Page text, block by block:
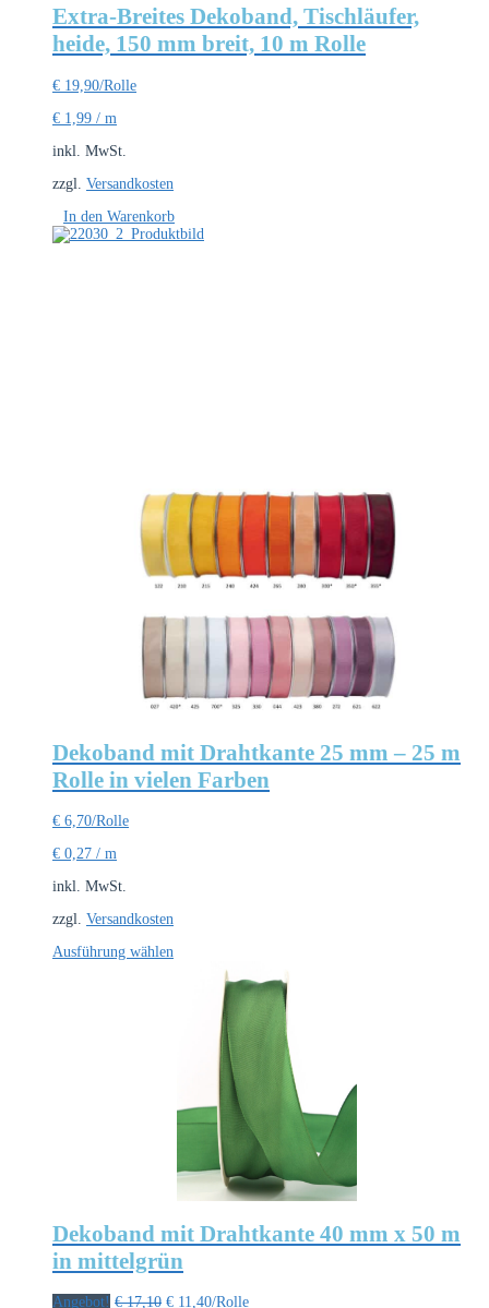
Extra-Breites Dekoband, Tischläufer,
heide, 150 mm breit, 10 m Rolle
€ 19,90/Rolle
€ 1,99 / m
inkl. MwSt.
zzgl. Versandkosten
In den Warenkorb
Dekoband mit Drahtkante 25 mm – 25 m
Rolle in vielen Farben
€ 6,70/Rolle
€ 0,27 / m
inkl. MwSt.
zzgl. Versandkosten
Ausführung wählen
mehrere
Varianten
Optionen
auf
der
Produktseite
gewählt
werden
Dekoband mit Drahtkante 40 mm x 50 m
in mittelgrün
Angebot! €17,10 Ursprünglicher
€ 11,40Aktueller
/Rolle